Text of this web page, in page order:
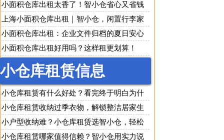
小面积仓库出租太香了！智小仓省心又省钱
上海小面积仓库出租｜智小仓，闲置行李家
具随便存！
小面积仓库出租：企业文件归档的夏日安心
之选
小面积仓库出租好用吗？这样租更划算！
小仓库租赁信息
小仓库租赁有什么好处？看完终于明白为什
么人人都在用
小仓库租赁收纳过季衣物，解锁整洁居家生
活
小户型收纳难？小仓库租赁选智小仓，轻松
改善居家环境
小仓库租赁哪家值得信赖？智小仓用实力说